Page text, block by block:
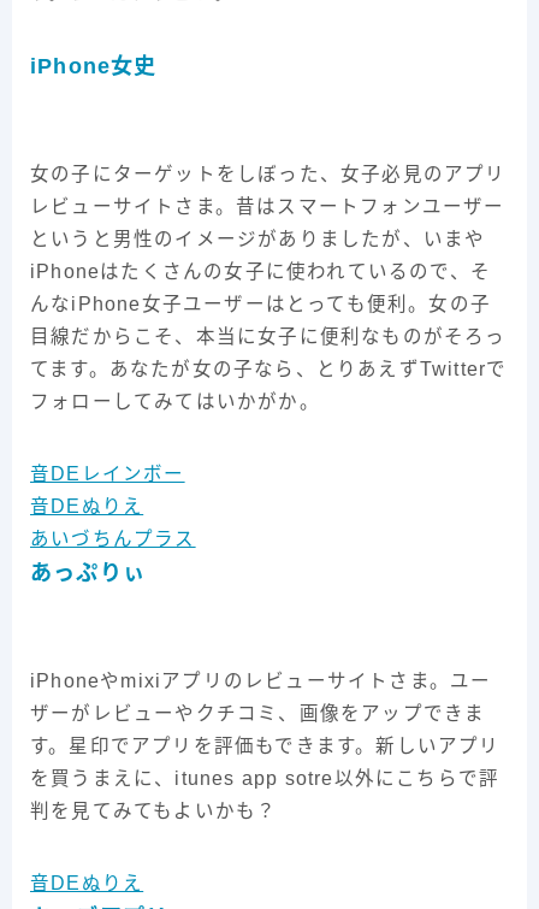
iPhone女史
女の子にターゲットをしぼった、女子必見のアプリ
レビューサイトさま。昔はスマートフォンユーザー
というと男性のイメージがありましたが、いまや
iPhoneはたくさんの女子に使われているので、そ
んなiPhone女子ユーザーはとっても便利。女の子
目線だからこそ、本当に女子に便利なものがそろっ
てます。あなたが女の子なら、とりあえずTwitterで
フォローしてみてはいかがか。
音DEレインボー
音DEぬりえ
あいづちんプラス
あっぷりぃ
iPhoneやmixiアプリのレビューサイトさま。ユー
ザーがレビューやクチコミ、画像をアップできま
す。星印でアプリを評価もできます。新しいアプリ
を買うまえに、itunes app sotre以外にこちらで評
判を見てみてもよいかも？
音DEぬりえ